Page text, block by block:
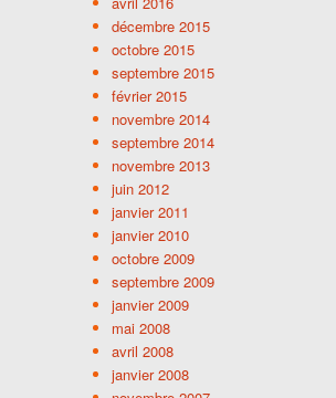
décembre 2015
octobre 2015
septembre 2015
février 2015
novembre 2014
septembre 2014
novembre 2013
juin 2012
janvier 2011
janvier 2010
octobre 2009
septembre 2009
janvier 2009
mai 2008
avril 2008
janvier 2008